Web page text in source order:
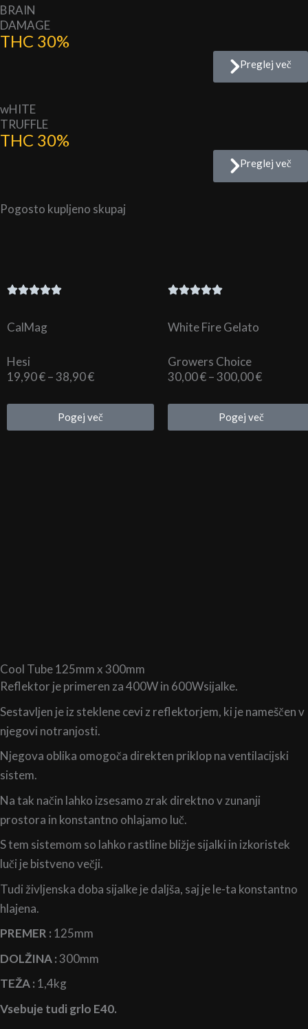
BRAIN
DAMAGE
THC 30%
Preglej več
wHITE
TRUFFLE
THC 30%
Preglej več
Pogosto kupljeno skupaj
CalMag
Hesi
19,90€–38,90€Cenovni
od
19,90 €
Pogej več
White Fire Gelato
Growers Choice
30,00€–300,00€Cenovni
od
30,00 €
Pogej več
Cool Tube 125mm x 300mm
Reflektor je primeren za 400W in 600Wsijalke.
Sestavljen je iz steklene cevi z reflektorjem, ki je nameščen v
njegovi notranjosti.
Njegova oblika omogoča direkten priklop na ventilacijski
sistem.
Na tak način lahko izsesamo zrak direktno v zunanji
prostora in konstantno ohlajamo luč.
S tem sistemom so lahko rastline bližje sijalki in izkoristek
luči je bistveno večji.
Tudi življenska doba sijalke je daljša, saj je le-ta konstantno
hlajena.
PREMER : 125mm
DOLŽINA :300mm
TEŽA : 1,4kg
Vsebuje tudi grlo E40.